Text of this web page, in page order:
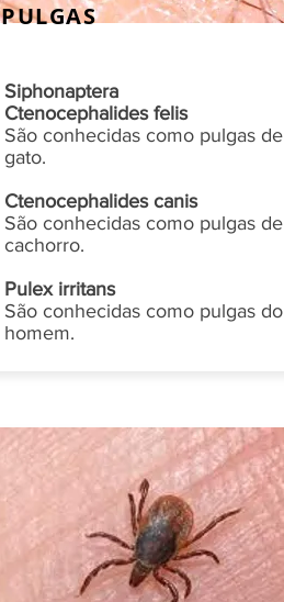
PULGAS
Siphonaptera
Ctenocephalides felis
São conhecidas como pulgas de
gato.
Ctenocephalides canis
São conhecidas como pulgas de
cachorro.
Pulex irritans
São conhecidas como pulgas do
homem.